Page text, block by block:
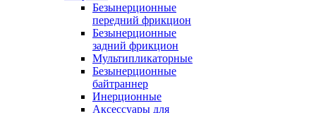
Безынерционные
передний фрикцион
Безынерционные
задний фрикцион
Мультипликаторные
Безынерционные
байтраннер
Инерционные
Аксессуары для